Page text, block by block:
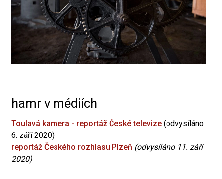
hamr v médiích
Toulavá kamera - reportáž České televize (odvysíláno
6. září 2020)
reportáž Českého rozhlasu Plzeň (odvysíláno 11. září
2020)